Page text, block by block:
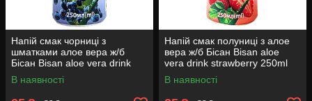
Напій смак чорниці з
шматками алое вера ж/б
Бісан Bisan aloe vera drink
blueberry 250ml 24шт/ящ
(Код: 00-00018641)
В наявності
Напій смак полуниці з алое
вера ж/б Бісан Bisan aloe
vera drink strawberry 250ml
24шт/ящ (Код: 00-00021198)
В наявності